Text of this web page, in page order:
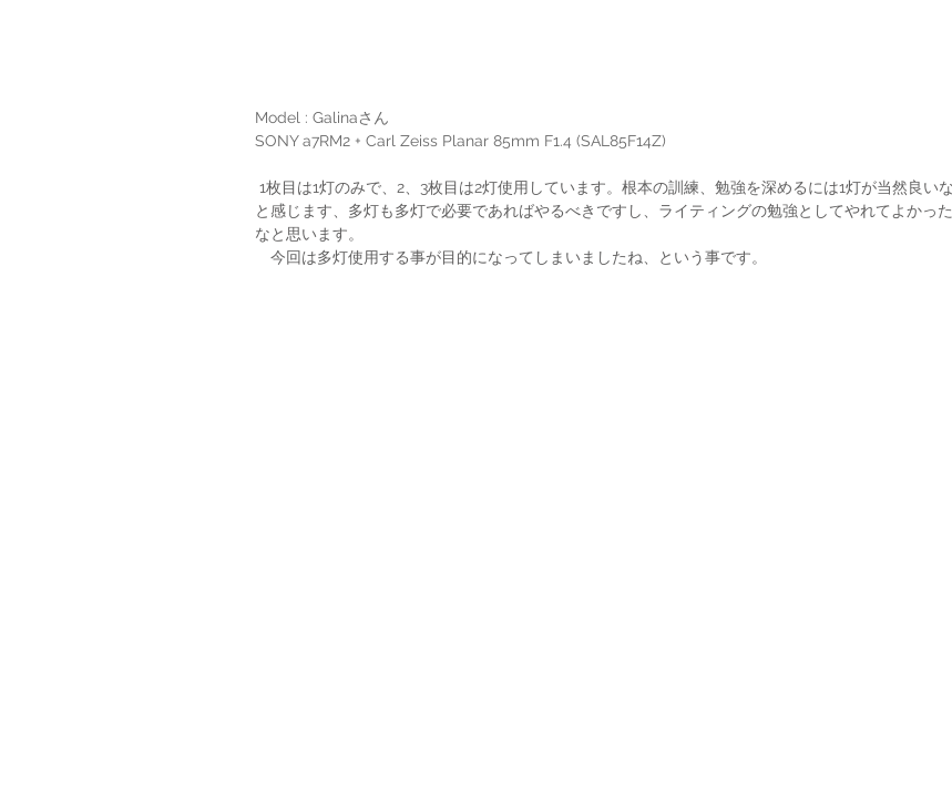
Model : Galinaさん
SONY a7RM2 + Carl Zeiss Planar 85mm F1.4 (SAL85F14Z)
と感じます、多灯も多灯で必要であればやるべきですし、ライティングの勉強としてやれてよかった
なと思います。
今回は多灯使用する事が目的になってしまいましたね、という事です。